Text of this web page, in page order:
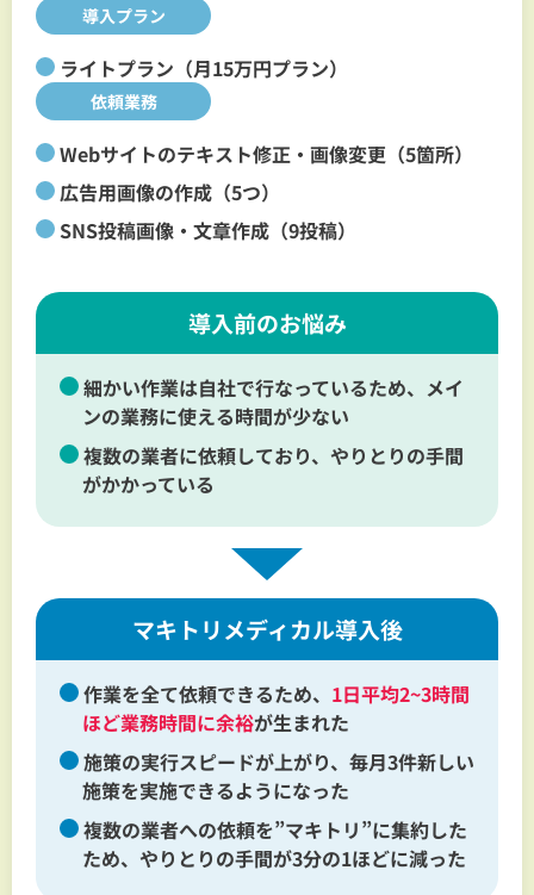
導入プラン
ライトプラン（月15万円プラン）
依頼業務
Webサイトのテキスト修正・画像変更（5箇所）
広告用画像の作成（5つ）
SNS投稿画像・文章作成（9投稿）
導入前のお悩み
細かい作業は自社で行なっているため、メイ
ンの業務に使える時間が少ない
複数の業者に依頼しており、やりとりの手間
がかかっている
マキトリメディカル導入後
作業を全て依頼できるため、 1日平均2~3時間
ほど業務時間に余裕が生まれた
施策の実行スピードが上がり、毎月3件新しい
施策を実施できるようになった
複数の業者への依頼を”マキトリ”に集約した
ため、やりとりの手間が3分の1ほどに減った